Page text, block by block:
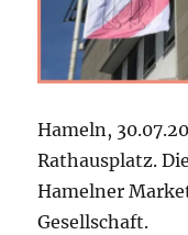
Hameln,
Rathausplatz.
Hamelner
Gesellschaft.